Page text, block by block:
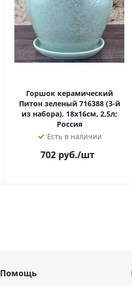
Горшок керамический
Питон зеленый 716388 (3-й
из набора), 18х16см, 2,5л;
Россия
Есть в наличии
702 руб./шт
Помощь